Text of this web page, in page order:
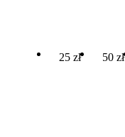
25 zł 50 zł